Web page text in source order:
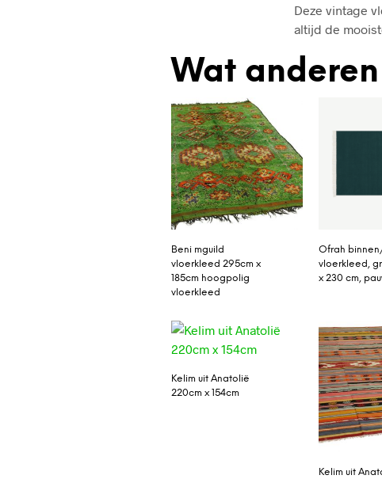
Deze vintage
altijd de
Wat
Beni mguild
vloerkleed 295cm x
185cm hoogpolig
vloerkleed
Ofrah
vloerkleed,
x 230 cm,
Kelim uit Anatolië
220cm x 154cm
Kelim uit